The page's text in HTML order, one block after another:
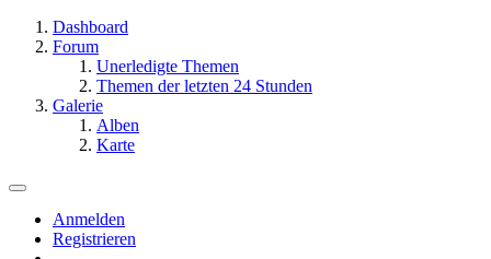
Dashboard
Forum
Unerledigte Themen
Themen der letzten 24 Stunden
Galerie
Alben
Karte
Anmelden
Registrieren